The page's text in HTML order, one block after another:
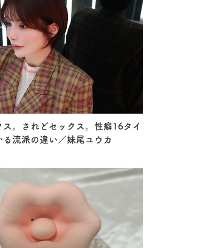
ス。されどセックス。性癖16タイ
る流派の違い／妹尾ユウカ